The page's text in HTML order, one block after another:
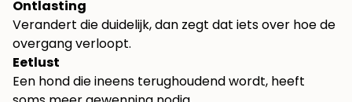
Ontlasting
Verandert die duidelijk, dan zegt dat iets over hoe de
overgang verloopt.
Eetlust
Een hond die ineens terughoudend wordt, heeft